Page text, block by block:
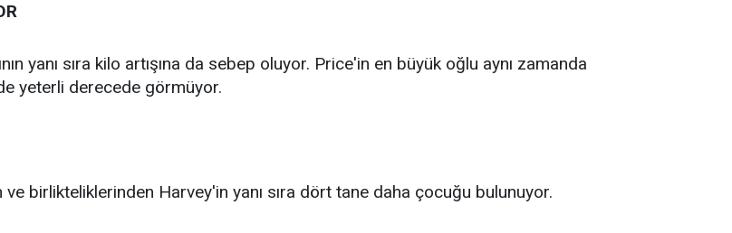
yanı sıra kilo artışına da sebep oluyor. Price'in en büyük oğlu aynı zamanda
yeterli derecede görmüyor.
ve birlikteliklerinden Harvey'in yanı sıra dört tane daha çocuğu bulunuyor.